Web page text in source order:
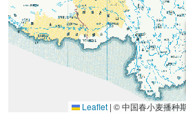
Leaflet | © 中国春小麦播种